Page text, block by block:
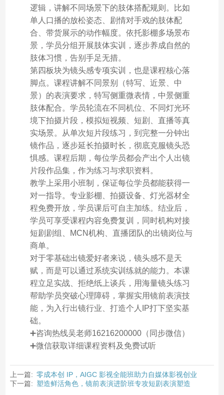
逻辑，讲解不同场景下的肢体搭配规则。比如
单人口播的放松姿态、剧情对手戏的肢体配
合、带货展示的动作幅度。依托影棚多场景布
景，学员分组开展肢体实训，逐步养成自然的
肢体习惯，告别手足无措。
第四板块为镜头感专项实训，也是课程核心落
脚点。课程讲解不同景别（特写、近景、中
景）的表演要求，特写侧重微表情，中景侧重
肢体配合。学员轮流在不同机位、不同灯光环
境下拍摄片段，模拟短视频、短剧、直播等真
实场景。从单次短片段练习，到完整一分钟出
镜作品，逐步延长拍摄时长，彻底克服镜头恐
惧感。课程后期，每位学员都会产出个人出镜
片段作品集，作为练习与求职资料。
教学上采用小班制，保证每位学员都能获得一
对一指导。专业影棚、拍摄设备、灯光器材全
程免费开放，学员课后可自主加练。结业后，
学员可享受课程内容免费复训，同时机构对接
短剧剧组、MCN机构、直播团队的出镜岗位与
商单。
对于零基础出镜爱好者来说，镜头感不是天
赋，而是可以通过系统实训练就的能力。本课
程立足实战、拒绝纸上谈兵，用海量镜头练习
帮助学员突破心理障碍，掌握实用镜前表演技
能，为入行出镜行业、打造个人IP打下坚实基
础。
➕咨询热线吴老师16216200000（同步微信）
➕微信获取详细课程资料及免费试听
上一篇: 零成本创 IP，AIGC 影视全能班助力自媒体影视创业
下一篇: 塑造鲜活角色，镜前表演进阶班专攻短剧表演塑造